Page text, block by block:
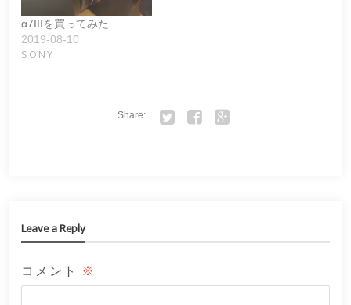
α7IIIを買ってみた
2019-08-10
SONY
Share:
Leave a Reply
コメント ※